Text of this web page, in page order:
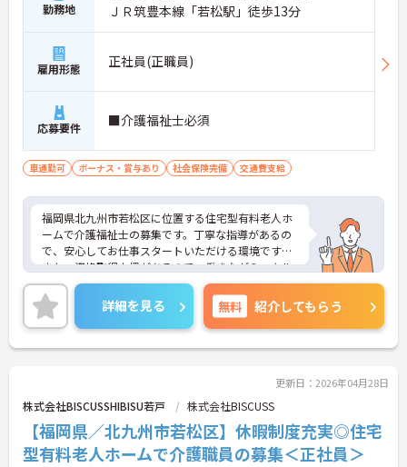
勤務地
ＪＲ筑豊本線「若松駅」徒歩13分
雇用形態 正社員(正職員)
応募要件 ■介護福祉士必須
車通勤可 ボーナス・賞与あり 社会保険完備 交通費支給
福岡県北九州市若松区に位置する住宅型有料老人ホ
ームで介護福祉士の募集です。丁寧な指導があるの
で、安心してお仕事スタートいただける環境です！
また、資格取得支援があるので、働きながらスキル
アップが目指せます♪ご興味のある方はご面接のポ
イントお伝えしますのでご気軽にお問い合わせくだ
さい。
詳細を見る 無料 紹介してもらう
更新日：2026年04月28日
株式会社BISCUSSHIBISU若戸 株式会社BISCUSS
【福岡県／北九州市若松区】休暇制度充実◎住宅
型有料老人ホームで介護職員の募集＜正社員＞